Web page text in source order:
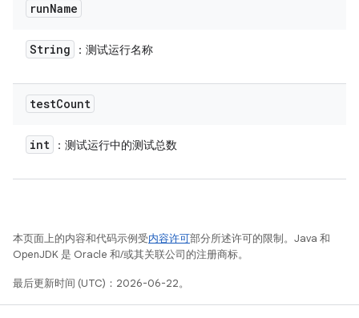
runName
String ：测试运行名称
testCount
int ：测试运行中的测试总数
本页面上的内容和代码示例受内容许可部分所述许可的限制。Java 和
OpenJDK 是 Oracle 和/或其关联公司的注册商标。
最后更新时间 (UTC)：2026-06-22。